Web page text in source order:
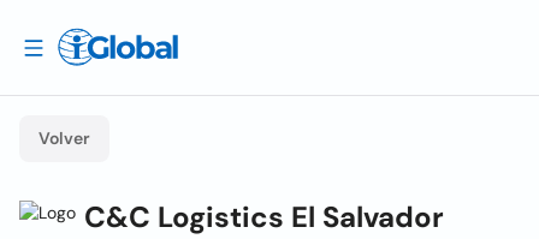
Volver
C&C Logistics El Salvador